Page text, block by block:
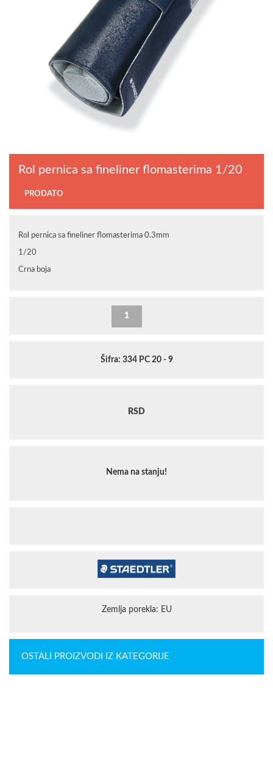
Rol pernica sa fineliner flomasterima 1/20
PRODATO
Rol pernica sa fineliner flomasterima 0.3mm
1/20
Crna boja
Šifra: 334 PC 20 - 9
RSD
Nema na stanju!
Zemlja porekla: EU
OSTALI PROIZVODI IZ KATEGORIJE